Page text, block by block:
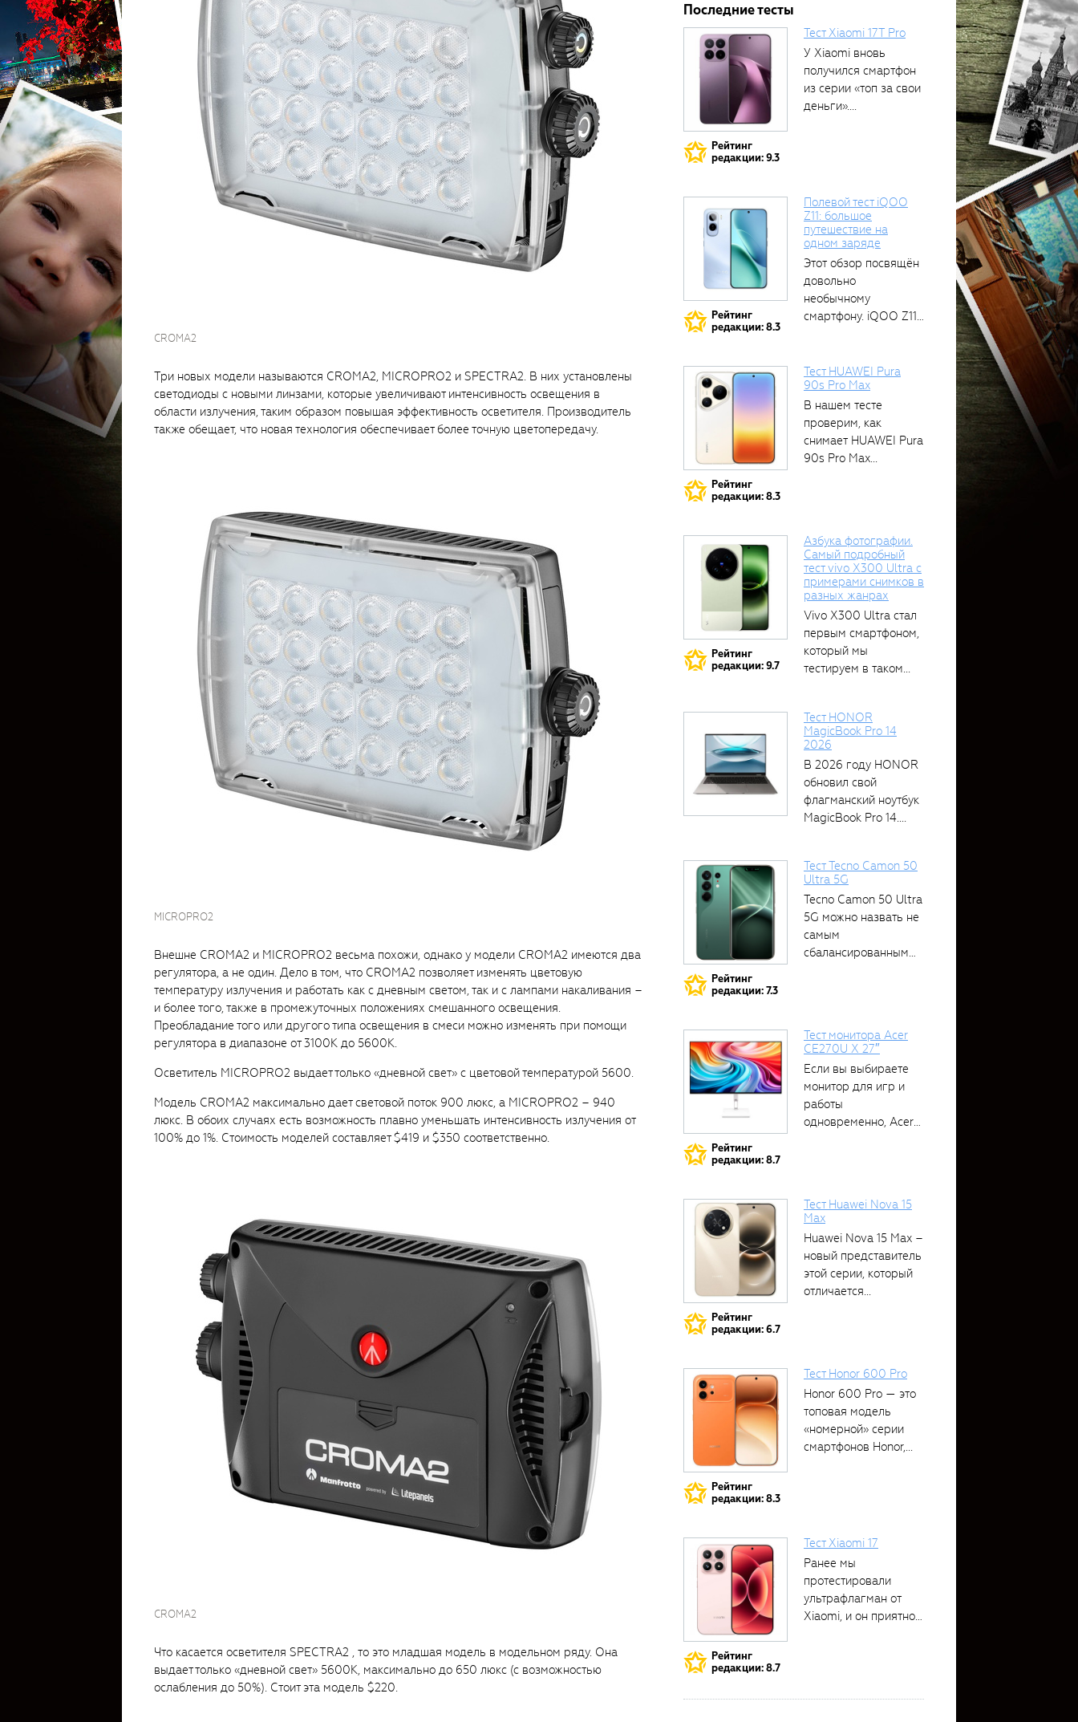
CROMA2
Три новых модели называются CROMA2, MICROPRO2 и SPECTRA2. В них установлены
светодиоды с новыми линзами, которые увеличивают интенсивность освещения в
области излучения, таким образом повышая эффективность осветителя. Производитель
также обещает, что новая технология обеспечивает более точную цветопередачу.
MICROPRO2
Внешне CROMA2 и MICROPRO2 весьма похожи, однако у модели CROMA2 имеются два
регулятора, а не один. Дело в том, что CROMA2 позволяет изменять цветовую
температуру излучения и работать как с дневным светом, так и с лампами накаливания –
и более того, также в промежуточных положениях смешанного освещения.
Преобладание того или другого типа освещения в смеси можно изменять при помощи
регулятора в диапазоне от 3100К до 5600К.
Осветитель MICROPRO2 выдает только «дневной свет» с цветовой температурой 5600.
Модель CROMA2 максимально дает световой поток 900 люкс, а MICROPRO2 – 940
люкс. В обоих случаях есть возможность плавно уменьшать интенсивность излучения от
100% до 1%. Стоимость моделей составляет $419 и $350 соответственно.
CROMA2
Что касается осветителя SPECTRA2 , то это младшая модель в модельном ряду. Она
выдает только «дневной свет» 5600К, максимально до 650 люкс (с возможностью
ослабления до 50%). Стоит эта модель $220.
Последние тесты
Рейтинг
редакции: 9.3
Тест Xiaomi 17T Pro
У Xiaomi вновь
получился смартфон
из серии «топ за свои
деньги»....
Рейтинг
редакции: 8.3
Полевой тест iQOO
Z11: большое
путешествие на
одном заряде
Этот обзор посвящён
довольно
необычному
смартфону. iQOO Z11
Рейтинг
редакции: 8.3
Тест HUAWEI Pura
90s Pro Max
В нашем тесте
проверим, как
снимает HUAWEI Pura
90s Pro Max...
Рейтинг
редакции: 9.7
Азбука фотографии.
Самый подробный
тест vivo X300 Ultra с
примерами снимков в
разных жанрах
Vivo X300 Ultra стал
первым смартфоном,
который мы
тестируем в таком...
Тест HONOR
MagicBook Pro 14
2026
В 2026 году HONOR
обновил свой
флагманский ноутбук
MagicBook Pro 14....
Рейтинг
редакции: 7.3
Тест Tecno Camon 50
Ultra 5G
Tecno Camon 50 Ultra
5G можно назвать не
самым
сбалансированным
Рейтинг
редакции: 8.7
Тест монитора Acer
CE270U X 27″
Если вы выбираете
монитор для игр и
работы
одновременно, Acer
Рейтинг
редакции: 6.7
Тест Huawei Nova 15
Max
Huawei Nova 15 Max –
новый представитель
этой серии, который
отличается...
Рейтинг
редакции: 8.3
Тест Honor 600 Pro
Honor 600 Pro — это
топовая модель
«номерной» серии
смартфонов Honor,...
Рейтинг
редакции: 8.7
Тест Xiaomi 17
Ранее мы
протестировали
ультрафлагман от
Xiaomi, и он приятно